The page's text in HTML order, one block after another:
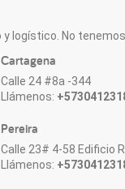
logístico. No
Cartagena
Calle 24 #8a -344
Llámenos:
Pereira
Calle 23# 4-58 Edificio
Llámenos: